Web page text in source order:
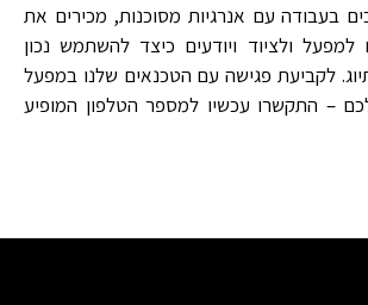
בעבודה עם אנרגיות מסוכנות, מכירים את
למפעל ולציוד ויודעים כיצד להשתמש נכון
לקביעת פגישה עם הטכנאים שלנו במפעל
– התקשרו עכשיו למספר הטלפון המופיע